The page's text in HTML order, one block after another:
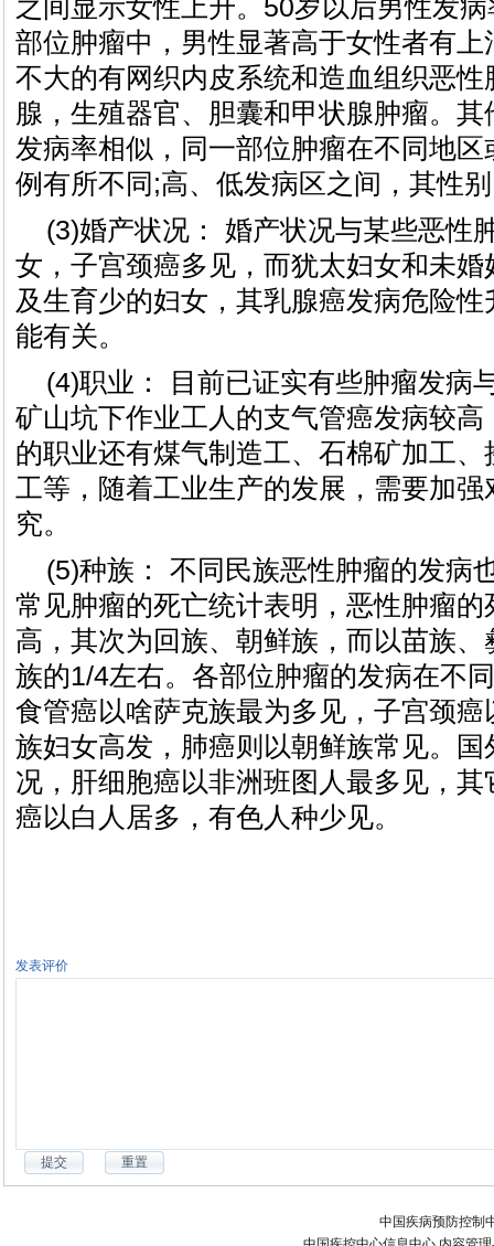
之间显示女性上升。50岁以后男性发
部位肿瘤中，男性显著高于女性者有
不大的有网织内皮系统和造血组织恶
腺，生殖器官、胆囊和甲状腺肿瘤。
发病率相似，同一部位肿瘤在不同地
例有所不同;高、低发病区之间，其性
(3)婚产状况： 婚产状况与某些恶性
女，子宫颈癌多见，而犹太妇女和未
及生育少的妇女，其乳腺癌发病危险
能有关。
(4)职业： 目前已证实有些肿瘤发病
矿山坑下作业工人的支气管癌发病较
的职业还有煤气制造工、石棉矿加工
工等，随着工业生产的发展，需要加
究。
(5)种族： 不同民族恶性肿瘤的发病
常见肿瘤的死亡统计表明，恶性肿瘤
高，其次为回族、朝鲜族，而以苗族
族的1/4左右。各部位肿瘤的发病在不
食管癌以啥萨克族最为多见，子宫颈
族妇女高发，肺癌则以朝鲜族常见。
况，肝细胞癌以非洲班图人最多见，
癌以白人居多，有色人种少见。
发表评价
中国疾病预防控制